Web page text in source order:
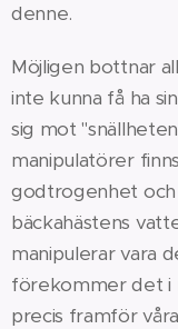
denne.
Möjligen bottnar
inte kunna få ha
sig mot
manipulatörer
godtrogenhet och
bäckahästens
manipulerar vara
förekommer det i
precis framför